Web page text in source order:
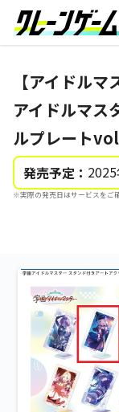
【アイドル
アイドルマス
ルプレート
発売予定：
※実際の発売日はサービスをご